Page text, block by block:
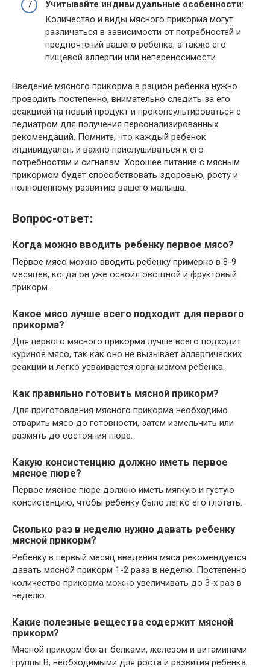
Учитывайте индивидуальные особенности:
Количество и виды мясного прикорма могут
различаться в зависимости от потребностей и
предпочтений вашего ребенка, а также его
пищевой аллергии или непереносимости.
Введение мясного прикорма в рацион ребенка нужно
проводить постепенно, внимательно следить за его
реакцией на новый продукт и проконсультироваться с
педиатром для получения персонализированных
рекомендаций. Помните, что каждый ребенок
индивидуален, и важно прислушиваться к его
потребностям и сигналам. Хорошее питание с мясным
прикормом будет способствовать здоровью, росту и
полноценному развитию вашего малыша.
Вопрос-ответ:
Когда можно вводить ребенку первое мясо?
Первое мясо можно вводить ребенку примерно в 8-9
месяцев, когда он уже освоил овощной и фруктовый
прикорм.
Какое мясо лучше всего подходит для первого
прикорма?
Для первого мясного прикорма лучше всего подходит
куриное мясо, так как оно не вызывает аллергических
реакций и легко усваивается организмом ребенка.
Как правильно готовить мясной прикорм?
Для приготовления мясного прикорма необходимо
отварить мясо до готовности, затем измельчить или
размять до состояния пюре.
Какую консистенцию должно иметь первое
мясное пюре?
Первое мясное пюре должно иметь мягкую и густую
консистенцию, чтобы ребенку было легко его глотать.
Сколько раз в неделю нужно давать ребенку
мясной прикорм?
Ребенку в первый месяц введения мяса рекомендуется
давать мясной прикорм 1-2 раза в неделю. Постепенно
количество прикорма можно увеличивать до 3-х раз в
неделю.
Какие полезные вещества содержит мясной
прикорм?
Мясной прикорм богат белками, железом и витаминами
группы В, необходимыми для роста и развития ребенка.